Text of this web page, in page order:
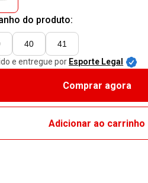
do produto:
40
41
e entregue por Esporte Legal
Comprar agora
Adicionar ao carrinho